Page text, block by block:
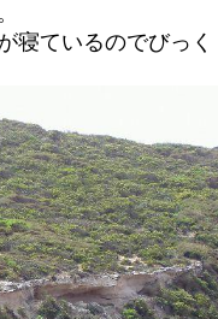
寝ているのでびっく